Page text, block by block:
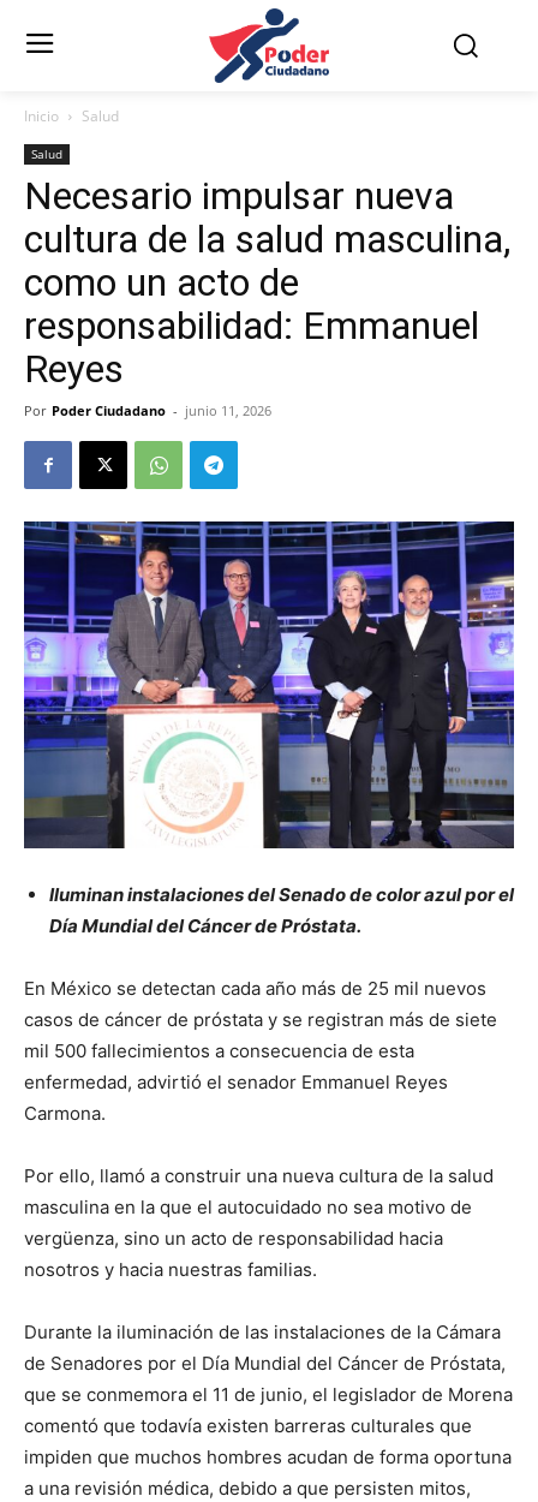
Inicio Salud
Salud
Necesario impulsar nueva
cultura de la salud masculina,
como un acto de
responsabilidad: Emmanuel
Reyes
Por Poder Ciudadano - junio 11, 2026
Iluminan instalaciones del Senado de color azul por el
Día Mundial del Cáncer de Próstata.
En México se detectan cada año más de 25 mil nuevos
casos de cáncer de próstata y se registran más de siete
mil 500 fallecimientos a consecuencia de esta
enfermedad, advirtió el senador Emmanuel Reyes
Carmona.
Por ello, llamó a construir una nueva cultura de la salud
masculina en la que el autocuidado no sea motivo de
vergüenza, sino un acto de responsabilidad hacia
nosotros y hacia nuestras familias.
Durante la iluminación de las instalaciones de la Cámara
de Senadores por el Día Mundial del Cáncer de Próstata,
que se conmemora el 11 de junio, el legislador de Morena
comentó que todavía existen barreras culturales que
impiden que muchos hombres acudan de forma oportuna
a una revisión médica, debido a que persisten mitos,